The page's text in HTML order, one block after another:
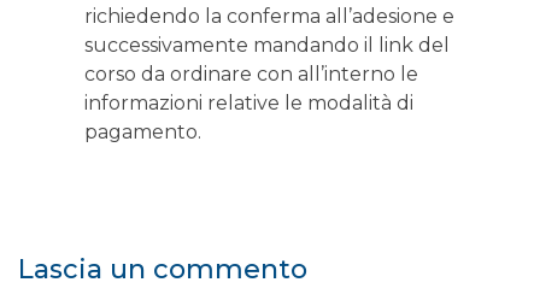
richiedendo la conferma all’adesione e
successivamente mandando il link del
corso da ordinare con all’interno le
informazioni relative le modalità di
pagamento.
Lascia un commento